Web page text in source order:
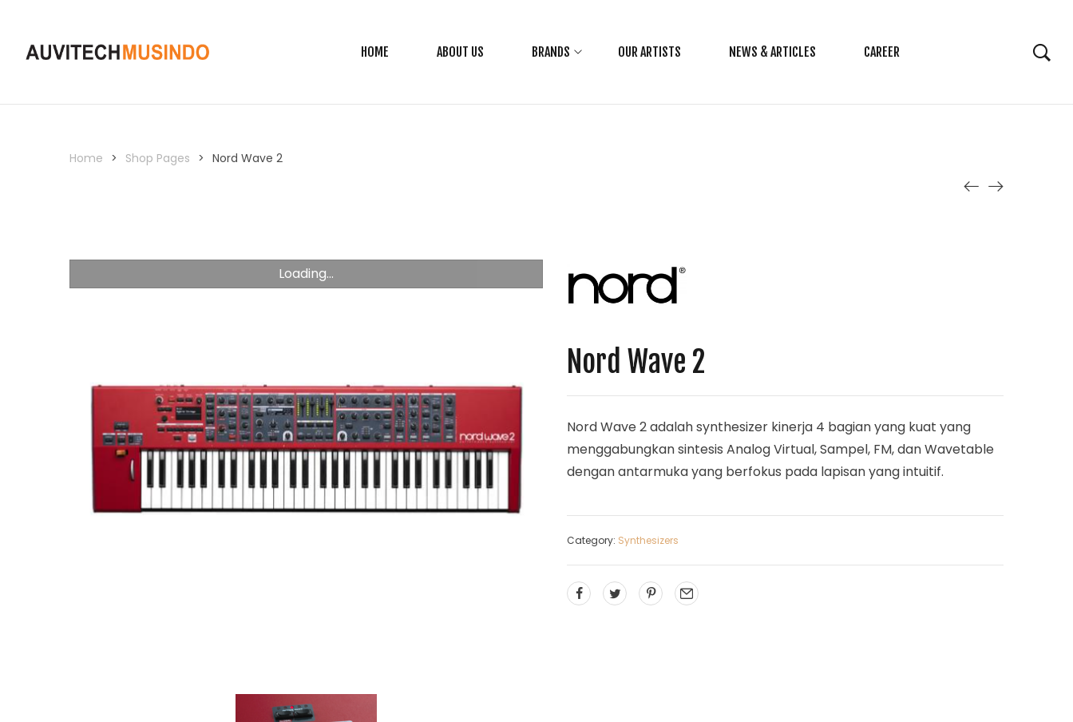
HOME ABOUT US BRANDS OUR ARTISTS NEWS & ARTICLES CAREER
Home > Shop Pages > Nord Wave 2
Loading...
Nord Wave 2
Nord Wave 2 adalah synthesizer kinerja 4 bagian yang kuat yang
menggabungkan sintesis Analog Virtual, Sampel, FM, dan Wavetable
dengan antarmuka yang berfokus pada lapisan yang intuitif.
Category: Synthesizers